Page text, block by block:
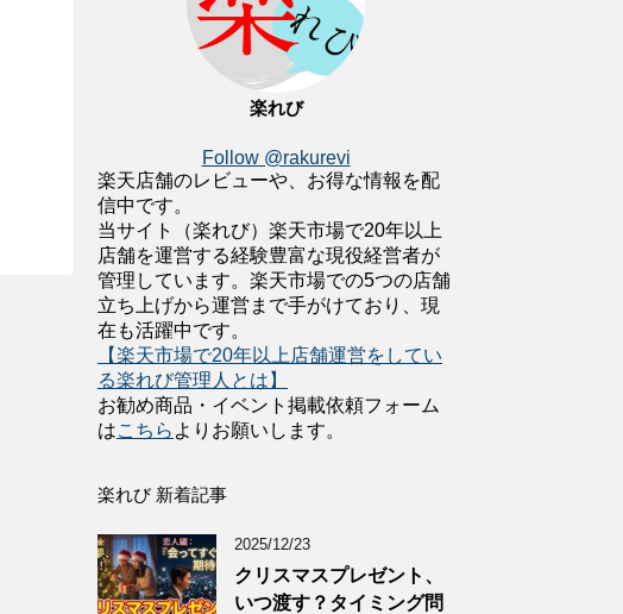
楽れび
Follow @rakurevi
楽天店舗のレビューや、お得な情報を配
信中です。
当サイト（楽れび）楽天市場で20年以上
店舗を運営する経験豊富な現役経営者が
管理しています。楽天市場での5つの店舗
立ち上げから運営まで手がけており、現
在も活躍中です。
【楽天市場で20年以上店舗運営をしてい
る楽れび管理人とは】
お勧め商品・イベント掲載依頼フォーム
はこちら よりお願いします。
楽れび 新着記事
2025/12/23
クリスマスプレゼント、
いつ渡す？タイミング問